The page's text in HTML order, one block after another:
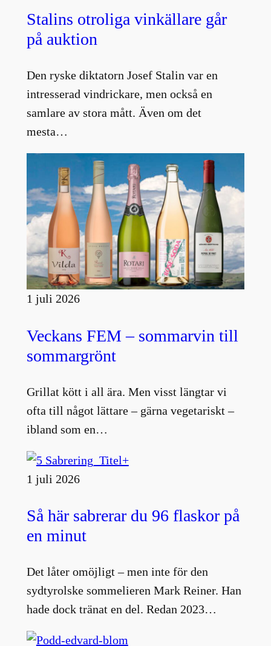
Stalins otroliga vinkällare går
på auktion
Den ryske diktatorn Josef Stalin var en
intresserad vindrickare, men också en
samlare av stora mått. Även om det
mesta…
1 juli 2026
Veckans FEM – sommarvin till
sommargrönt
Grillat kött i all ära. Men visst längtar vi
ofta till något lättare – gärna vegetariskt –
ibland som en…
1 juli 2026
Så här sabrerar du 96 flaskor på
en minut
Det låter omöjligt – men inte för den
sydtyrolske sommelieren Mark Reiner. Han
hade dock tränat en del. Redan 2023…